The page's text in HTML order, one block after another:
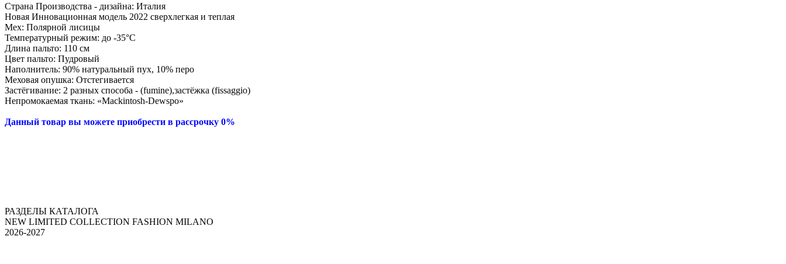
Страна Производства - дизайна: Италия
Новая Инновационная модель 2022 сверхлегкая и теплая
Мех: Полярной лисицы
Температурный режим: до -35°С
Длина пальто: 110 см
Цвет пальто: Пудровый
Наполнитель: 90% натуральный пух, 10% перо
Меховая опушка: Отстегивается
Застёгивание: 2 разных способа - (fumine),застёжка (fissaggio)
Непромокаемая ткань: «Mackintosh-Dewspo»
Данный товар вы можете приобрести в рассрочку 0%
РАЗДЕЛЫ КАТАЛОГА
NEW LIMITED COLLECTION FASHION MILANO
2026-2027